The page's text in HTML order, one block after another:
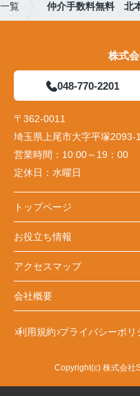
覧 仲介手数料無料 北
株式
048-770-2201
〒362-0011
埼玉県上尾市大字平塚2093-1
営業時間： 10:00～19：00
定休日： 水曜日
トップページ
お役立ち情報
アクセスマップ
会社概要
利用規約 プライバシーポリ
Copyright(c) 株式会社